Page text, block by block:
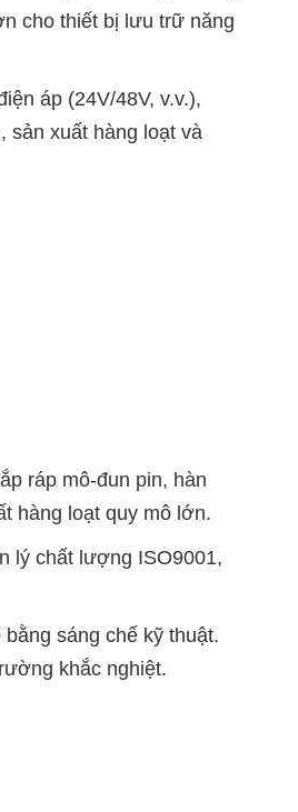
cho thiết bị lưu trữ năng
áp (24V/48V, v.v.),
xuất hàng loạt và
ráp mô-đun pin, hàn
hàng loạt quy mô lớn.
lý chất lượng ISO9001,
sáng chế kỹ thuật.
khắc nghiệt.